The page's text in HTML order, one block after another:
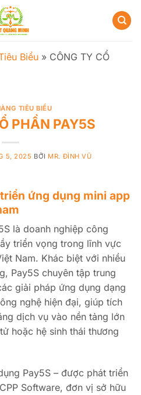
Biểu » CÔNG TY CỔ
TIÊU BIỂU
PHẦN PAY5S
5, 2025 BỞI MR. ĐÌNH VŨ
ứng dụng mini app
là doanh nghiệp công
triển vọng trong lĩnh vực
Nam. Khác biệt với nhiều
Pay5S chuyên tập trung
giải pháp ứng dụng dạng
nghệ hiện đại, giúp tích
dịch vụ vào nền tảng lớn
hoặc hệ sinh thái thương
Pay5S – được phát triển
Software, đơn vị sở hữu